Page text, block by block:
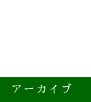
アーカイブ